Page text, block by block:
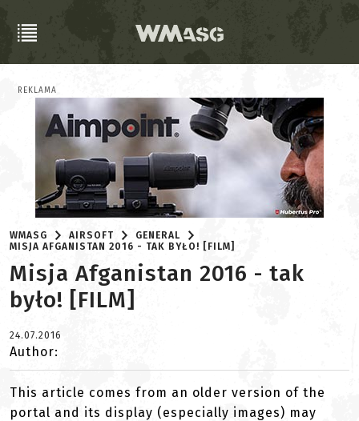
REKLAMA
WMASG AIRSOFT
GENERAL
MISJA AFGANISTAN 2016 - TAK BYŁO! [FILM]
Misja Afganistan 2016 - tak
było! [FILM]
24.07.2016
Author:
This article comes from an older version of the
portal and its display (especially images) may